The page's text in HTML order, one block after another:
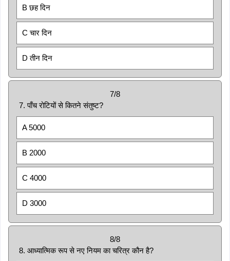
B छह दिन
C चार दिन
D तीन दिन
7/8
7. पाँच रोटियों से कितने संतुष्ट?
A 5000
B 2000
C 4000
D 3000
8/8
8. आध्यात्मिक रूप से नए नियम का चरित्र कौन है?